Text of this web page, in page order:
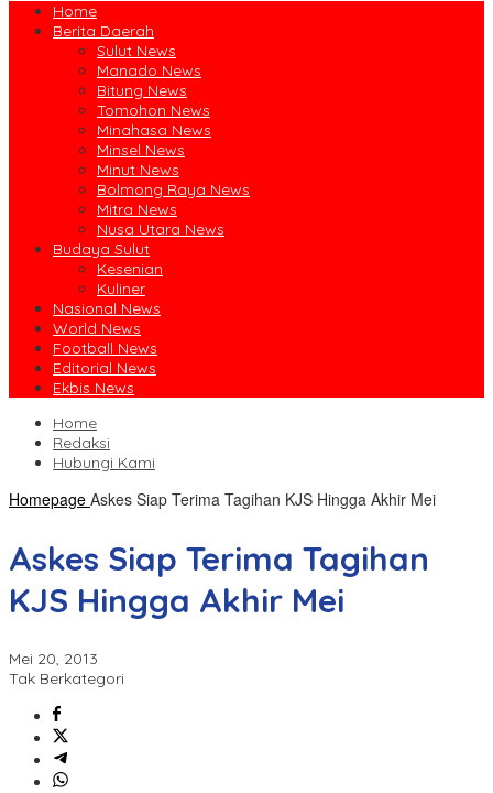
Home
Berita Daerah
Sulut News
Manado News
Bitung News
Tomohon News
Minahasa News
Minsel News
Minut News
Bolmong Raya News
Mitra News
Nusa Utara News
Budaya Sulut
Kesenian
Kuliner
Nasional News
World News
Football News
Editorial News
Ekbis News
Home
Redaksi
Hubungi Kami
Homepage Askes Siap Terima Tagihan KJS Hingga Akhir Mei
Askes Siap Terima Tagihan
KJS Hingga Akhir Mei
Mei 20, 2013
Tak Berkategori